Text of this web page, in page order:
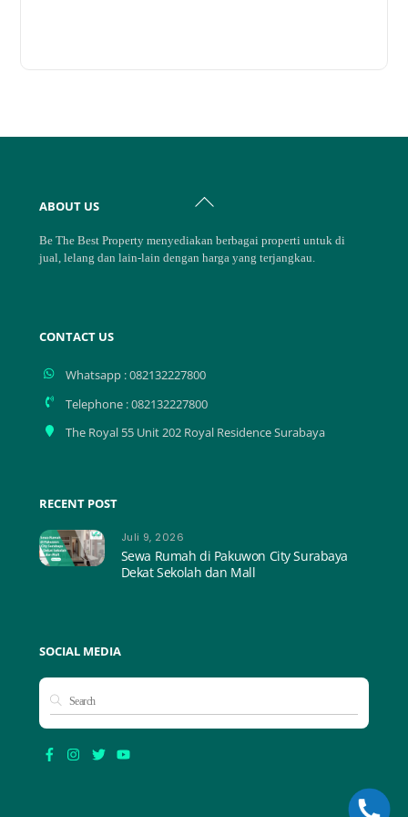
To
ABOUT US
Be The Best Property menyediakan berbagai properti untuk di
jual, lelang dan lain-lain dengan harga yang terjangkau.
CONTACT US
Whatsapp : 082132227800
Telephone : 082132227800
The Royal 55 Unit 202 Royal Residence Surabaya
RECENT POST
Juli 9, 2026
Sewa Rumah di Pakuwon City Surabaya
Dekat Sekolah dan Mall
SOCIAL MEDIA